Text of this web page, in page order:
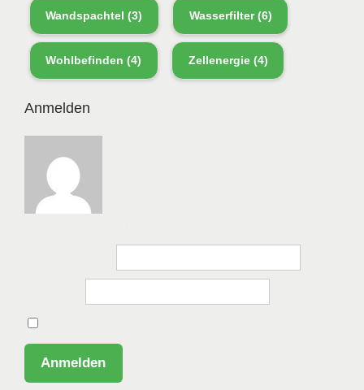
Wandspachtel (3) Wasserfilter(6)
Wohlbefinden (4) Zellenergie(4)
Anmelden